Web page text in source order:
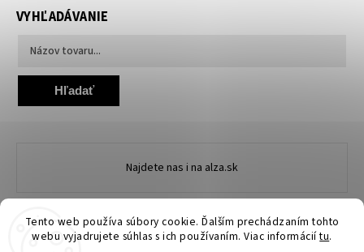
Tento web používa súbory cookie. Ďalším prechádzaním tohto
webu vyjadrujete súhlas s ich používaním. Viac informáciítu.
VYHĽADÁVANIE
Hľadať
Najdete nas i na alza.sk